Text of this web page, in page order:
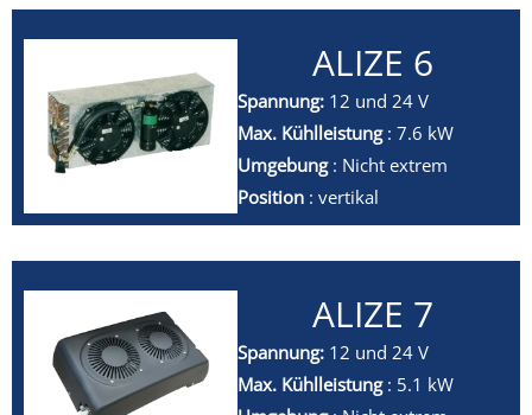
ALIZE 6
Spannung:12 und 24 V
Max. Kühlleistung: 7.6 kW
Umgebung: Nicht extrem
Position : vertikal
ALIZE 7
Spannung:12 und 24 V
Max. Kühlleistung: 5.1 kW